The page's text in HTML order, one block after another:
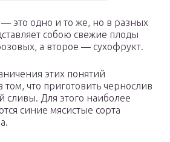
это одно и то же, но в разных
собою свежие плоды
а второе — сухофрукт.
этих понятий
том, что приготовить чернослив
сливы. Для этого наиболее
синие мясистые сорта